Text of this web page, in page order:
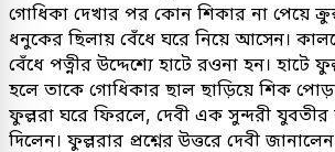
গোধিকা দেখার পর কোন শিকার না পেয়ে
ধনুকের ছিলায় বেঁধে ঘরে নিয়ে আসেন।
বেঁধে পত্নীর উদ্দেশ্যে হাটে রওনা হন। হাটে
হলে তাকে গোধিকার ছাল ছাড়িয়ে শিক
ফুল্লরা ঘরে ফিরলে, দেবী এক সুন্দরী যুবতীর
দিলেন। ফুল্লরার প্রশ্নের উত্তরে দেবী